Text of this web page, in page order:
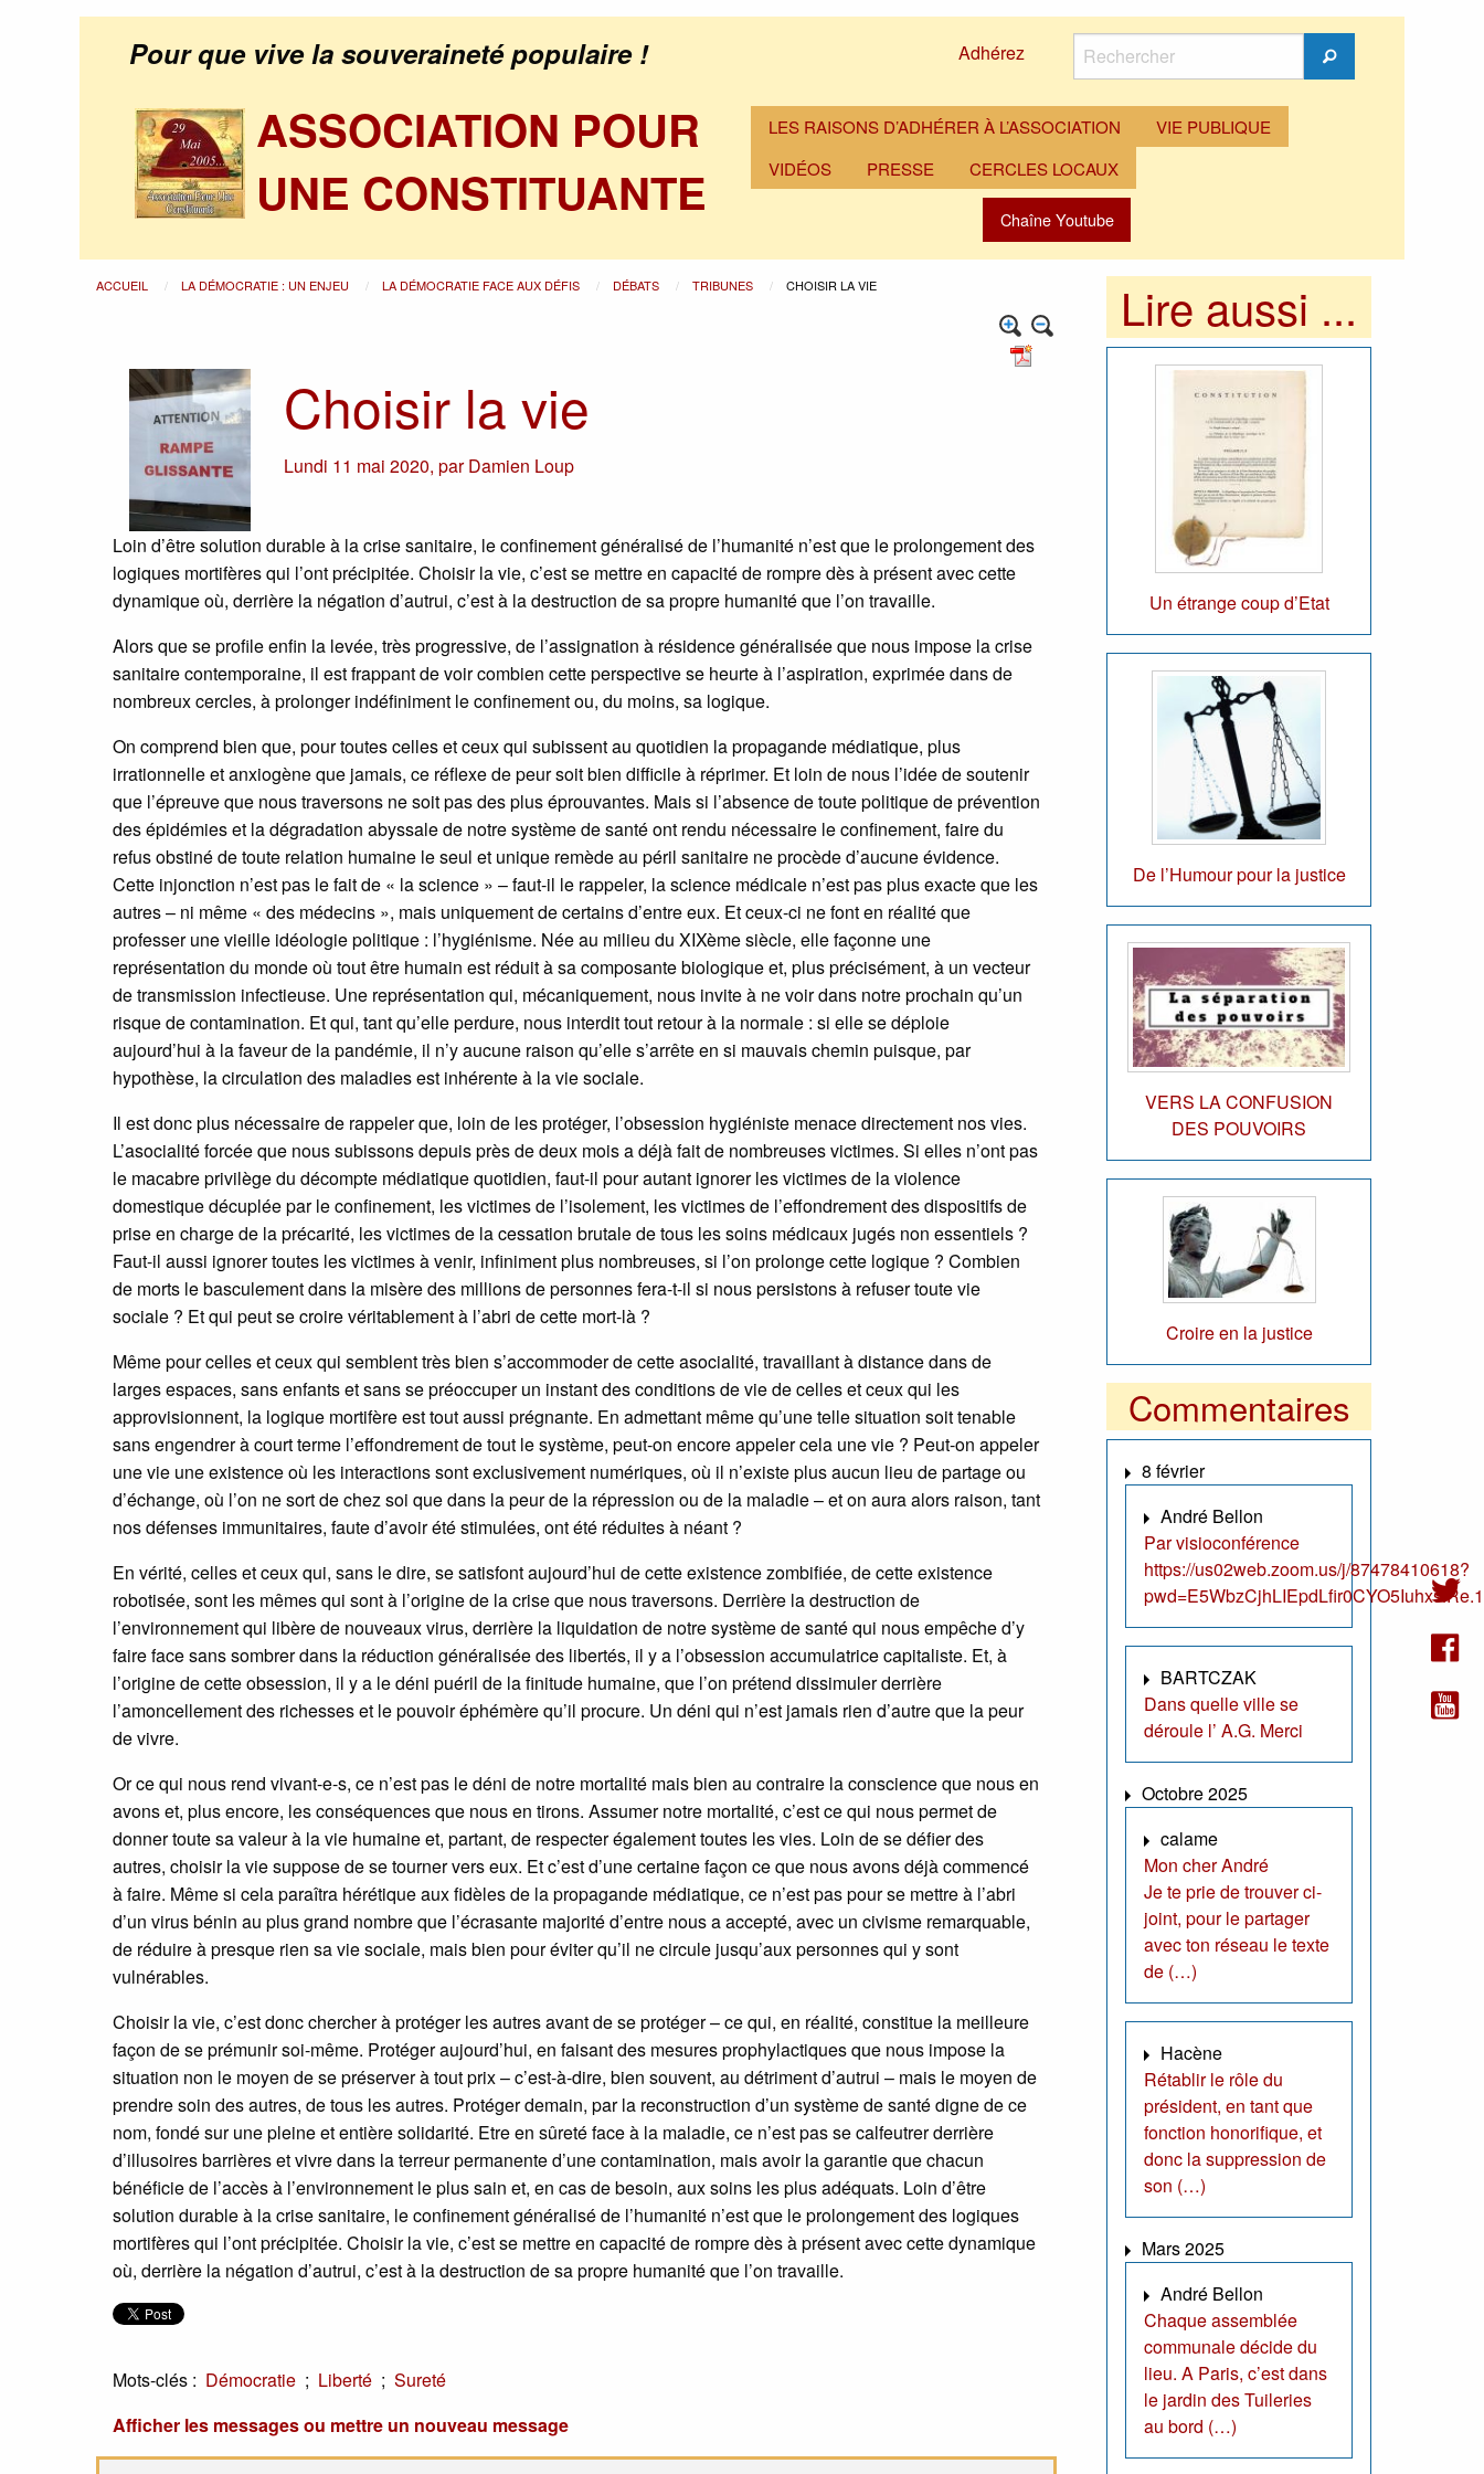
Pour que vive la souveraineté populaire ! Adhérez
Rechercher
Rechercher
ASSOCIATION POUR
UNE CONSTITUANTE
LES RAISONS D’ADHÉRER À L’ASSOCIATION
VIE PUBLIQUE
VIDÉOS
PRESSE CERCLES LOCAUX
Chaîne Youtube
ACCUEIL LA DÉMOCRATIE : UN ENJEU LA DÉMOCRATIE FACE AUX DÉFIS DÉBATS TRIBUNES CHOISIR LA VIE
Choisir la vie
Lundi 11 mai 2020,parDamien Loup
Loin d’être solution durable à la crise sanitaire, le confinement généralisé de l’humanité n’est que le prolongement des
logiques mortifères qui l’ont précipitée. Choisir la vie, c’est se mettre en capacité de rompre dès à présent avec cette
dynamique où, derrière la négation d’autrui, c’est à la destruction de sa propre humanité que l’on travaille.
Alors que se profile enfin la levée, très progressive, de l’assignation à résidence généralisée que nous impose la crise
sanitaire contemporaine, il est frappant de voir combien cette perspective se heurte à l’aspiration, exprimée dans de
nombreux cercles, à prolonger indéfiniment le confinement ou, du moins, sa logique.
On comprend bien que, pour toutes celles et ceux qui subissent au quotidien la propagande médiatique, plus
irrationnelle et anxiogène que jamais, ce réflexe de peur soit bien difficile à réprimer. Et loin de nous l’idée de soutenir
que l’épreuve que nous traversons ne soit pas des plus éprouvantes. Mais si l’absence de toute politique de prévention
des épidémies et la dégradation abyssale de notre système de santé ont rendu nécessaire le confinement, faire du
refus obstiné de toute relation humaine le seul et unique remède au péril sanitaire ne procède d’aucune évidence.
Cette injonction n’est pas le fait de « la science » – faut-il le rappeler, la science médicale n’est pas plus exacte que les
autres – ni même « des médecins », mais uniquement de certains d’entre eux. Et ceux-ci ne font en réalité que
professer une vieille idéologie politique : l’hygiénisme. Née au milieu du XIXème siècle, elle façonne une
représentation du monde où tout être humain est réduit à sa composante biologique et, plus précisément, à un vecteur
de transmission infectieuse. Une représentation qui, mécaniquement, nous invite à ne voir dans notre prochain qu’un
risque de contamination. Et qui, tant qu’elle perdure, nous interdit tout retour à la normale : si elle se déploie
aujourd’hui à la faveur de la pandémie, il n’y aucune raison qu’elle s’arrête en si mauvais chemin puisque, par
hypothèse, la circulation des maladies est inhérente à la vie sociale.
Il est donc plus nécessaire de rappeler que, loin de les protéger, l’obsession hygiéniste menace directement nos vies.
L’asocialité forcée que nous subissons depuis près de deux mois a déjà fait de nombreuses victimes. Si elles n’ont pas
le macabre privilège du décompte médiatique quotidien, faut-il pour autant ignorer les victimes de la violence
domestique décuplée par le confinement, les victimes de l’isolement, les victimes de l’effondrement des dispositifs de
prise en charge de la précarité, les victimes de la cessation brutale de tous les soins médicaux jugés non essentiels ?
Faut-il aussi ignorer toutes les victimes à venir, infiniment plus nombreuses, si l’on prolonge cette logique ? Combien
de morts le basculement dans la misère des millions de personnes fera-t-il si nous persistons à refuser toute vie
sociale ? Et qui peut se croire véritablement à l’abri de cette mort-là ?
Même pour celles et ceux qui semblent très bien s’accommoder de cette asocialité, travaillant à distance dans de
larges espaces, sans enfants et sans se préoccuper un instant des conditions de vie de celles et ceux qui les
approvisionnent, la logique mortifère est tout aussi prégnante. En admettant même qu’une telle situation soit tenable
sans engendrer à court terme l’effondrement de tout le système, peut-on encore appeler cela une vie ? Peut-on appeler
une vie une existence où les interactions sont exclusivement numériques, où il n’existe plus aucun lieu de partage ou
d’échange, où l’on ne sort de chez soi que dans la peur de la répression ou de la maladie – et on aura alors raison, tant
nos défenses immunitaires, faute d’avoir été stimulées, ont été réduites à néant ?
En vérité, celles et ceux qui, sans le dire, se satisfont aujourd’hui de cette existence zombifiée, de cette existence
robotisée, sont les mêmes qui sont à l’origine de la crise que nous traversons. Derrière la destruction de
l’environnement qui libère de nouveaux virus, derrière la liquidation de notre système de santé qui nous empêche d’y
faire face sans sombrer dans la réduction généralisée des libertés, il y a l’obsession accumulatrice capitaliste. Et, à
l’origine de cette obsession, il y a le déni puéril de la finitude humaine, que l’on prétend dissimuler derrière
l’amoncellement des richesses et le pouvoir éphémère qu’il procure. Un déni qui n’est jamais rien d’autre que la peur
de vivre.
Or ce qui nous rend vivant-e-s, ce n’est pas le déni de notre mortalité mais bien au contraire la conscience que nous en
avons et, plus encore, les conséquences que nous en tirons. Assumer notre mortalité, c’est ce qui nous permet de
donner toute sa valeur à la vie humaine et, partant, de respecter également toutes les vies. Loin de se défier des
autres, choisir la vie suppose de se tourner vers eux. Et c’est d’une certaine façon ce que nous avons déjà commencé
à faire. Même si cela paraîtra hérétique aux fidèles de la propagande médiatique, ce n’est pas pour se mettre à l’abri
d’un virus bénin au plus grand nombre que l’écrasante majorité d’entre nous a accepté, avec un civisme remarquable,
de réduire à presque rien sa vie sociale, mais bien pour éviter qu’il ne circule jusqu’aux personnes qui y sont
vulnérables.
Choisir la vie, c’est donc chercher à protéger les autres avant de se protéger – ce qui, en réalité, constitue la meilleure
façon de se prémunir soi-même. Protéger aujourd’hui, en faisant des mesures prophylactiques que nous impose la
situation non le moyen de se préserver à tout prix – c’est-à-dire, bien souvent, au détriment d’autrui – mais le moyen de
prendre soin des autres, de tous les autres. Protéger demain, par la reconstruction d’un système de santé digne de ce
nom, fondé sur une pleine et entière solidarité. Etre en sûreté face à la maladie, ce n’est pas se calfeutrer derrière
d’illusoires barrières et vivre dans la terreur permanente d’une contamination, mais avoir la garantie que chacun
bénéficie de l’accès à l’environnement le plus sain et, en cas de besoin, aux soins les plus adéquats. Loin d’être
solution durable à la crise sanitaire, le confinement généralisé de l’humanité n’est que le prolongement des logiques
mortifères qui l’ont précipitée. Choisir la vie, c’est se mettre en capacité de rompre dès à présent avec cette dynamique
où, derrière la négation d’autrui, c’est à la destruction de sa propre humanité que l’on travaille.
Mots-clés : Démocratie ; Liberté ; Sureté
Afficher les messages ou mettre un nouveau message
Lire aussi ...
Un étrange coup d’Etat
De l’Humour pour la justice
VERS LA CONFUSION
DES POUVOIRS
Croire en la justice
Commentaires
8 février
André Bellon
Par visioconférence
https://us02web.zoom.us/j/87478410618?
BARTCZAK
Dans quelle ville se
déroule l’ A.G. Merci
Octobre 2025
calame
Mon cher André
Je te prie de trouver ci-
joint, pour le partager
avec ton réseau le texte
de (…)
Hacène
Rétablir le rôle du
président, en tant que
fonction honorifique, et
donc la suppression de
son (…)
Mars 2025
André Bellon
Chaque assemblée
communale décide du
lieu. A Paris, c’est dans
le jardin des Tuileries
au bord (…)